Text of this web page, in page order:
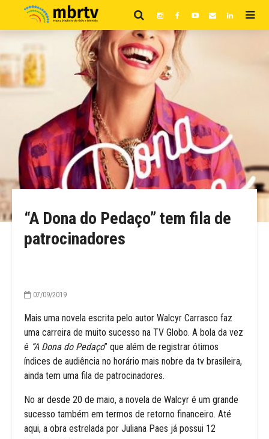
“A Dona do Pedaço” tem fila de
patrocinadores
07/09/2019
Mais uma novela escrita pelo autor Walcyr Carrasco faz
uma carreira de muito sucesso na TV Globo. A bola da vez
é “A Dona do Pedaço” que além de registrar ótimos
índices de audiência no horário mais nobre da tv brasileira,
ainda tem uma fila de patrocinadores.
No ar desde 20 de maio, a novela de Walcyr é um grande
sucesso também em termos de retorno financeiro. Até
aqui, a obra estrelada por Juliana Paes já possui 12